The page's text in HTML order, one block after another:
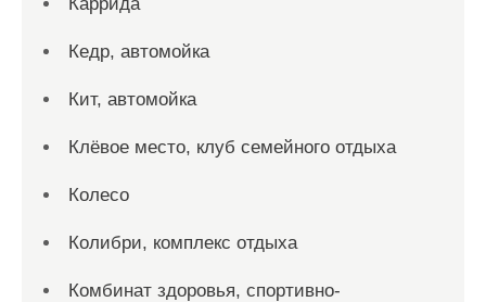
Кедр, автомойка
Кит, автомойка
Клёвое место, клуб семейного отдыха
Колесо
Колибри, комплекс отдыха
Комбинат здоровья, спортивно-